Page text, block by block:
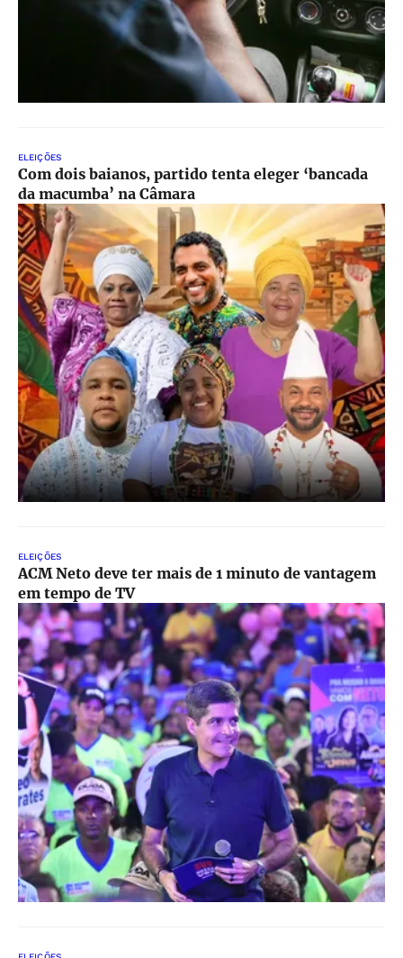
ELEIÇÕES
Com dois baianos, partido tenta eleger ‘bancada
da macumba’ na Câmara
ELEIÇÕES
ACM Neto deve ter mais de 1 minuto de vantagem
em tempo de TV